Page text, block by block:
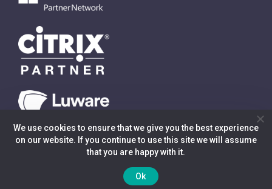
© 2022 ITVolks - Experți securitate și communicare
We use cookies to ensure that we give you the best experience
on our website. If you continue to use this site we will assume
that you are happy with it.
Ok